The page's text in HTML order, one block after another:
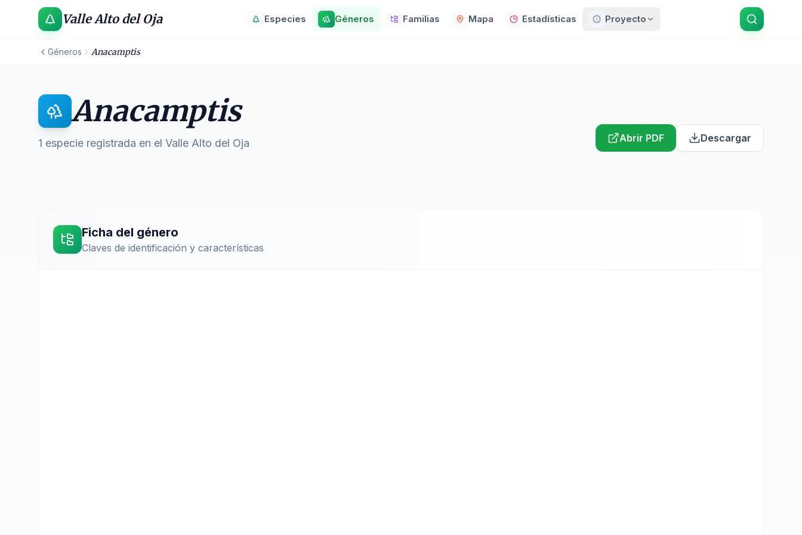
Valle Alto del Oja Especies Géneros Familias Mapa Estadísticas Proyecto
Géneros Anacamptis
Anacamptis
1 especie registrada en el Valle Alto del Oja Abrir PDF Descargar
Ficha del género
Claves de identificación y características